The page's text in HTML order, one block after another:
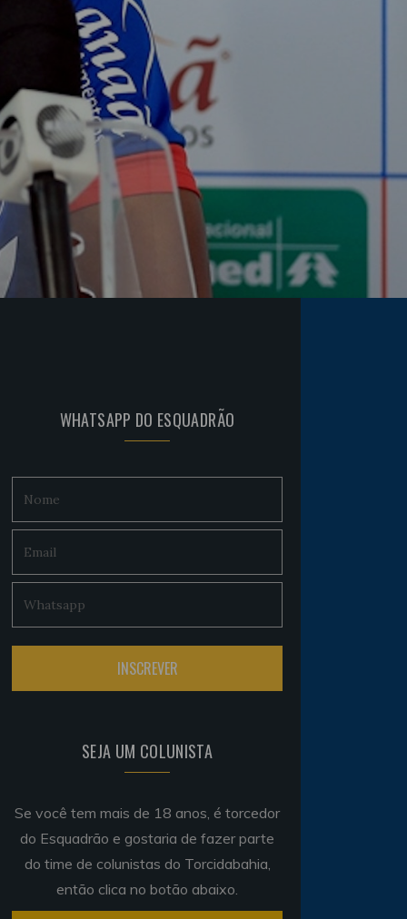
WHATSAPP DO ESQUADRÃO
SEJA UM COLUNISTA
Se você tem mais de 18 anos, é torcedor
do Esquadrão e gostaria de fazer parte
do time de colunistas do Torcidabahia,
então clica no botão abaixo.